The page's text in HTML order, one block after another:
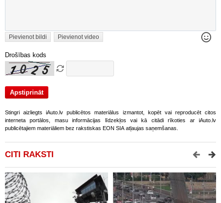
Pievienot bildi Pievienot video
Drošības kods
Stingri aizliegts iAuto.lv publicētos materiālus izmantot, kopēt vai reproducēt citos
interneta portālos, masu informācijas līdzekļos vai kā citādi rīkoties ar iAuto.lv
publicētajiem materiāliem bez rakstiskas EON SIA atļaujas saņemšanas.
CITI RAKSTI